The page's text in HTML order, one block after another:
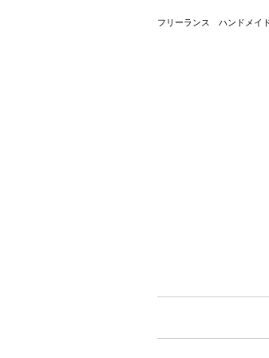
フリーランス ハンドメイ